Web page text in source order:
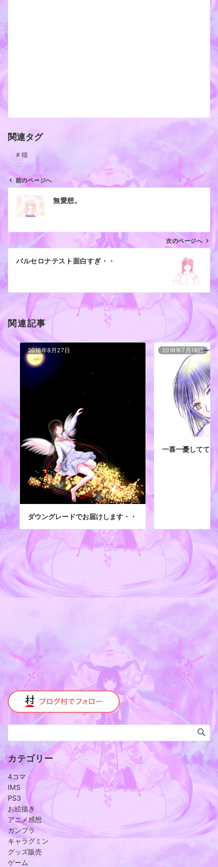
関連タグ
猫
ン
前のページへ
無愛想。
次のページへ
バルセロナテスト面白すぎ・・
関連記事
2018年8月27日
ダウングレードでお届けします・・
2018年7月18日
一喜一憂してて
カテゴリー
4コマ
IMS
PS3
お絵描き
アニメ感想
ガンプラ
キャラグミン
グッズ販売
ゲーム